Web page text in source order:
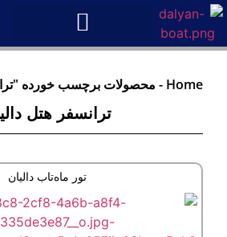
Home
- محصولات برچسب خورده
ترانسفر هتل
تور ماه‌تاب دالیان